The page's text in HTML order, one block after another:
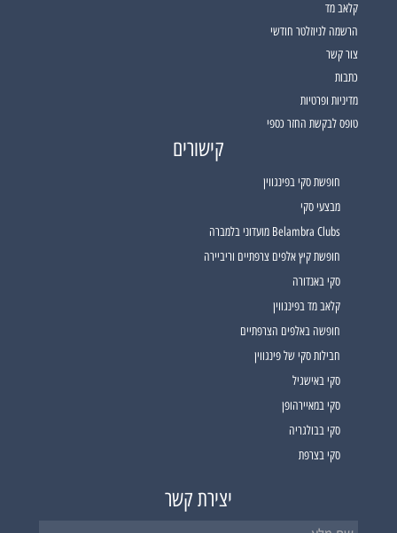
קלאב מד
הרשמה לניוזלטר חודשי
צור קשר
כתבות
מדיניות ופרטיות
טופס לבקשת החזר כספי
קישורים
חופשת סקי בפינגווין
מבצעי סקי
Belambra Clubs מועדוני בלמברה
חופשת קיץ אלפים צרפתיים וריביירה
סקי באנדורה
קלאב מד בפינגווין
חופשה באלפים הצרפתיים
חבילות סקי של פינגווין
סקי באישגיל
סקי במאיירהופן
סקי בבולגריה
סקי בצרפת
יצירת קשר